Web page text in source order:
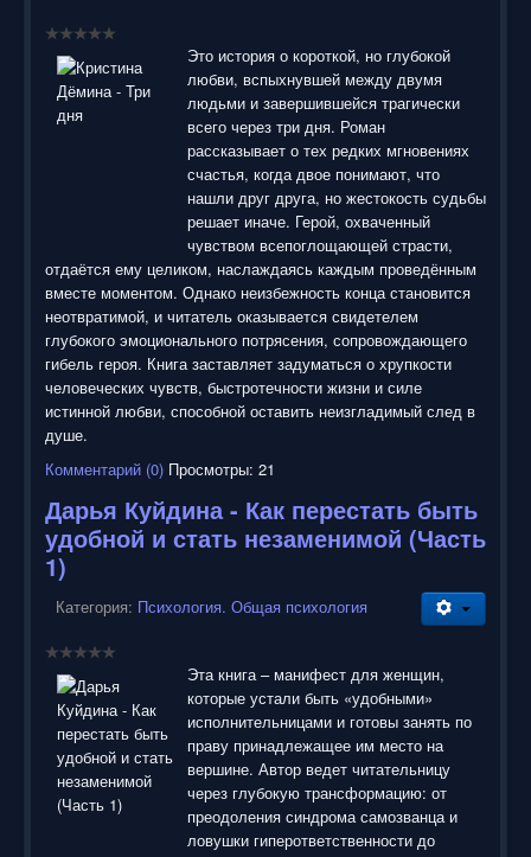
Это история о короткой, но глубокой
любви, вспыхнувшей между двумя
людьми и завершившейся трагически
всего через три дня. Роман
рассказывает о тех редких мгновениях
счастья, когда двое понимают, что
нашли друг друга, но жестокость судьбы
решает иначе. Герой, охваченный
чувством всепоглощающей страсти,
отдаётся ему целиком, наслаждаясь каждым проведённым
вместе моментом. Однако неизбежность конца становится
неотвратимой, и читатель оказывается свидетелем
глубокого эмоционального потрясения, сопровождающего
гибель героя. Книга заставляет задуматься о хрупкости
человеческих чувств, быстротечности жизни и силе
истинной любви, способной оставить неизгладимый след в
душе.
Комментарий (0) Просмотры: 21
Дарья Куйдина - Как перестать быть
удобной и стать незаменимой (Часть
1)
Категория: Психология. Общая психология
Эта книга – манифест для женщин,
которые устали быть «удобными»
исполнительницами и готовы занять по
праву принадлежащее им место на
вершине. Автор ведет читательницу
через глубокую трансформацию: от
преодоления синдрома самозванца и
ловушки гиперответственности до